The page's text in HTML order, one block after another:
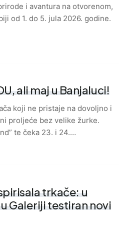
i avantura na otvorenom,
od 1. do 5. jula 2026. godine.
ali maj u Banjaluci!
koji ne pristaje na dovoljno i
proljeće bez velike žurke.
te čeka 23. i 24.…
trkače: u
Galeriji testiran novi